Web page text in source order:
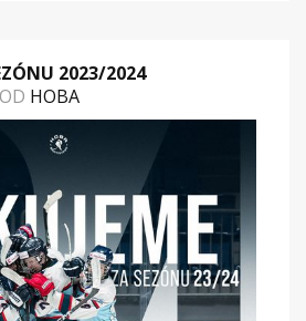
2023/2024
OD HOBA